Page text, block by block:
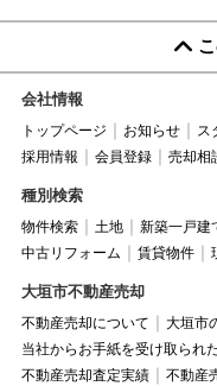
会社情報
トップページ お知らせ ス
採用情報
会員登録 売却相
種別検索
物件検索 土地 新築一戸建
中古リフォーム
賃貸物件
大垣市不動産売却
不動産売却について
大垣市
当社からお手紙を受け取られ
不動産売却査定実績
不動産